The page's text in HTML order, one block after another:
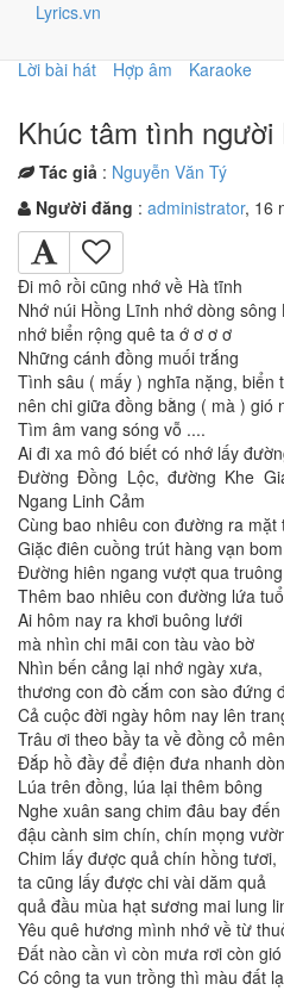
Lyrics.vn
Lời bài hát Hợp âm Karaoke
Khúc tâm tình người
Tác giả : Nguyễn Văn Tý
Người đăng : administrator, 16
Đi mô rồi cũng nhớ về Hà tĩnh
Nhớ núi Hồng Lĩnh nhớ dòng sông
nhớ biển rộng quê ta ớ ơ ơ ơ
Những cánh đồng muối trắng
Tình sâu ( mấy ) nghĩa nặng, biển
nên chi giữa đồng bằng ( mà ) gió
Tìm âm vang sóng vỗ ....
Ai đi xa mô đó biết có nhớ lấy
Đường Đồng Lộc, đường Khe
Ngang Linh Cảm
Cùng bao nhiêu con đường ra mặt
Giặc điên cuồng trút hàng vạn
Đường hiên ngang vượt qua
Thêm bao nhiêu con đường lứa
Ai hôm nay ra khơi buông lưới
mà nhìn chi mãi con tàu vào bờ
Nhìn bến cảng lại nhớ ngày xưa,
thương con đò cắm con sào đứng
Cả cuộc đời ngày hôm nay lên
Trâu ơi theo bầy ta về đồng cỏ
Đắp hồ đầy để điện đưa nhanh
Lúa trên đồng, lúa lại thêm bông
Nghe xuân sang chim đâu bay đến
đậu cành sim chín, chín mọng
Chim lấy được quả chín hồng tươi,
ta cũng lấy được chi vài dăm quả
quả đầu mùa hạt sương mai lung
Yêu quê hương mình nhớ về từ
Đất nào cần vì còn mưa rơi còn
Có công ta vun trồng thì màu đất